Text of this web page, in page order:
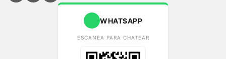
WHATSAPP
ESCANEA PARA CHATEAR